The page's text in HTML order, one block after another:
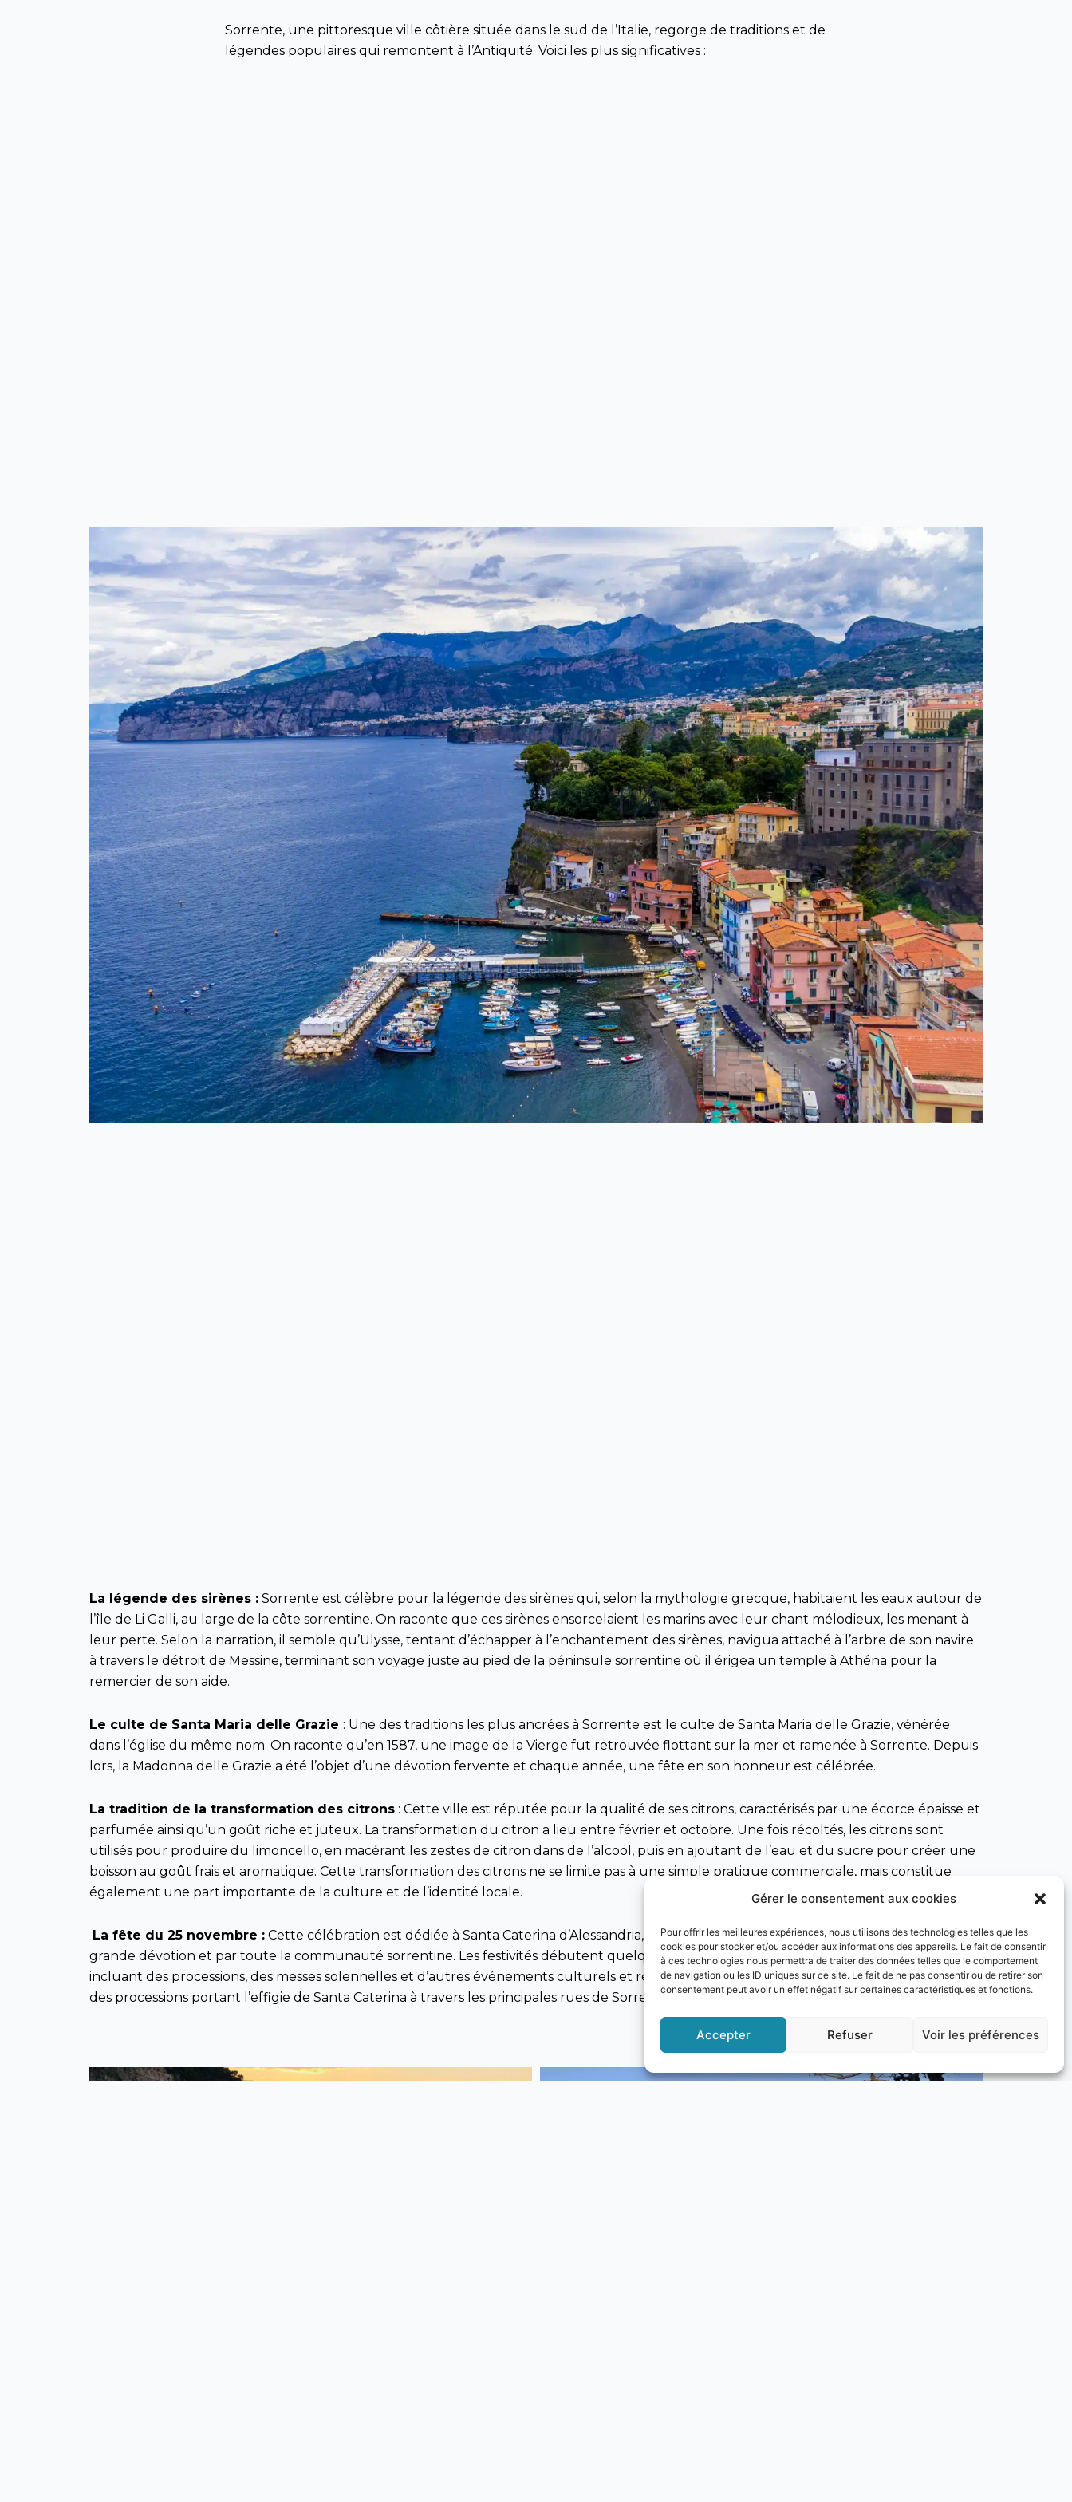
Gérer le consentement aux cookies
Pour offrir les meilleures expériences, nous utilisons des technologies telles que les
cookies pour stocker et/ou accéder aux informations des appareils. Le fait de consentir
à ces technologies nous permettra de traiter des données telles que le comportement
de navigation ou les ID uniques sur ce site. Le fait de ne pas consentir ou de retirer son
consentement peut avoir un effet négatif sur certaines caractéristiques et fonctions.
Accepter Refuser Voir les préférences
Sorrente, une pittoresque ville côtière située dans le sud de l’Italie, regorge de traditions et de
légendes populaires qui remontent à l’Antiquité. Voici les plus significatives :
La légende des sirènes : Sorrente est célèbre pour la légende des sirènes qui, selon la mythologie grecque, habitaient les eaux autour de
l’île de Li Galli, au large de la côte sorrentine. On raconte que ces sirènes ensorcelaient les marins avec leur chant mélodieux, les menant à
leur perte. Selon la narration, il semble qu’Ulysse, tentant d’échapper à l’enchantement des sirènes, navigua attaché à l’arbre de son navire
à travers le détroit de Messine, terminant son voyage juste au pied de la péninsule sorrentine où il érigea un temple à Athéna pour la
remercier de son aide.
Le culte de Santa Maria delle Grazie : Une des traditions les plus ancrées à Sorrente est le culte de Santa Maria delle Grazie, vénérée
dans l’église du même nom. On raconte qu’en 1587, une image de la Vierge fut retrouvée flottant sur la mer et ramenée à Sorrente. Depuis
lors, la Madonna delle Grazie a été l’objet d’une dévotion fervente et chaque année, une fête en son honneur est célébrée.
La tradition de la transformation des citrons : Cette ville est réputée pour la qualité de ses citrons, caractérisés par une écorce épaisse et
parfumée ainsi qu’un goût riche et juteux. La transformation du citron a lieu entre février et octobre. Une fois récoltés, les citrons sont
utilisés pour produire du limoncello, en macérant les zestes de citron dans de l’alcool, puis en ajoutant de l’eau et du sucre pour créer une
boisson au goût frais et aromatique. Cette transformation des citrons ne se limite pas à une simple pratique commerciale, mais constitue
également une part importante de la culture et de l’identité locale.
La fête du 25 novembre : Cette célébration est dédiée à Santa Caterina d’Alessandria, patronne de la ville. Elle est honorée avec une
grande dévotion et par toute la communauté sorrentine. Les festivités débutent quelques jours avant le 25 novembre avec des préparatifs
incluant des processions, des messes solennelles et d’autres événements culturels et religieux. Le jour même de la fête, la ville s’anime avec
des processions portant l’effigie de Santa Caterina à travers les principales rues de Sorrente.